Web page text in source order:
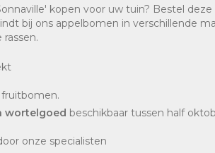
kopen voor uw tuin? Bestel
bij ons appelbomen in verschillende
wortelgoed beschikbaar tussen half
onze specialisten